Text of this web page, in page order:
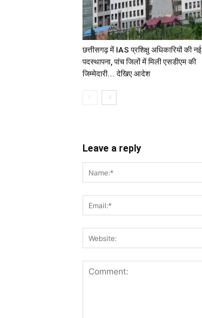
छत्तीसगढ़ में IAS प्रशिक्षु अधिकारियों की नई
पदस्थापना, पांच जिलों में मिली एसडीएम की
जिम्मेदारी... देखिए आदेश
Leave a reply